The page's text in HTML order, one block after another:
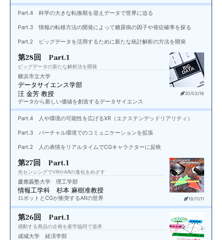
Part.4 科学の大きな転換期を迎えデータで世界に迫る
Part.3 情報の転移方法の開発によって糖尿病の因子や発症確率を探る
Part.2 ビッグデータを活用するために新たな統計解析の方法を開発
20/03/16
第28回 Part.1
ビッグデータの新たな解析法を開発
横浜市立大学
データサイエンス学部
汪 金芳 教授
データから新しい価値を創造するデータサイエンス
Part.4 人や環境の可能性を広げるXR（エクステンデッドリアリティ）
Part.3 バーチャル環境でのコミュニケーションを拡張
Part.2 人の表情をリアルタイムでCGキャラクターに反映
19/11/11
第27回 Part.1
光センシングでVRやARの進化をめざす
慶應義塾大学 理工学部
情報工学科 杉本 麻樹准教授
ロボットとCGが衝突するARの世界
第26回 Part.1
感動する商品の企画を産学協同で追求
成城大学 経済学部